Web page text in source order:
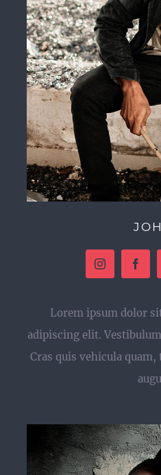
Lorem ipsum dolor
adipiscing elit.
Cras quis vehicula